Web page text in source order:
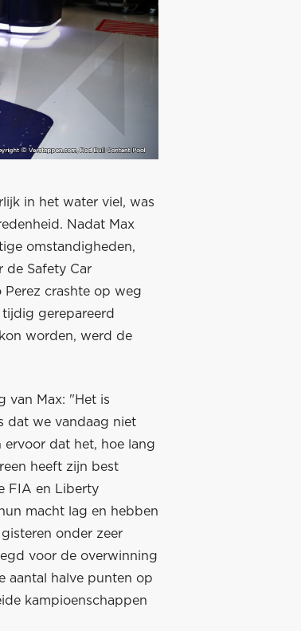
in het water viel, was
Nadat Max
omstandigheden,
de Safety Car
Perez crashte op weg
gerepareerd
worden, werd de
van Max: "Het is
dat we vandaag niet
ervoor dat het, hoe lang
heeft zijn best
FIA en Liberty
macht lag en hebben
onder zeer
voor de overwinning
aantal halve punten op
kampioenschappen